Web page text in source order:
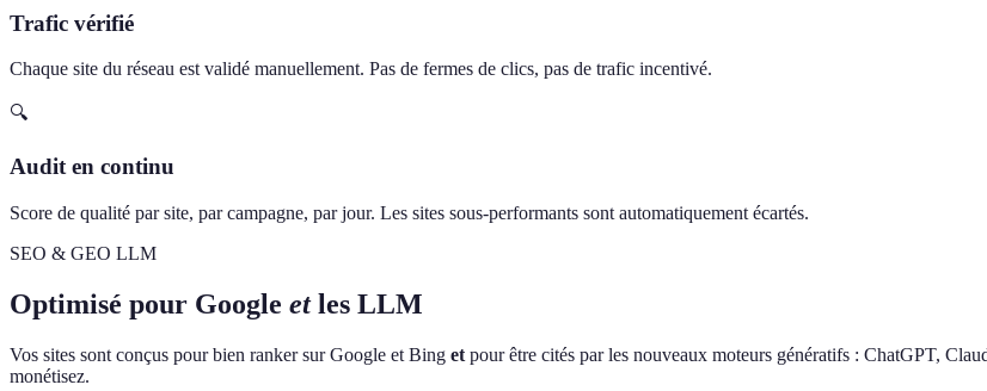
Trafic vérifié
Chaque site du réseau est validé manuellement. Pas de fermes de clics, pas de trafic incentivé.
🔍
Audit en continu
Score de qualité par site, par campagne, par jour. Les sites sous-performants sont automatiquement écartés.
SEO & GEO LLM
Optimisé pour Google et les LLM
Vos sites sont conçus pour bien ranker sur Google et Bing et pour être cités par les nouveaux moteurs génératifs : ChatGPT,
monétisez.